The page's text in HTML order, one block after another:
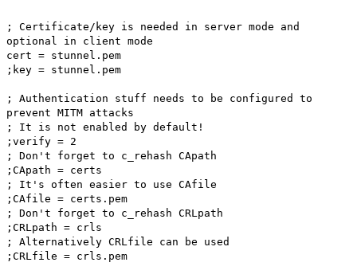
; Certificate/key is needed in server mode and
optional in client mode
cert = stunnel.pem
;key = stunnel.pem
; Authentication stuff needs to be configured to
prevent MITM attacks
; It is not enabled by default!
;verify = 2
; Don't forget to c_rehash CApath
;CApath = certs
; It's often easier to use CAfile
;CAfile = certs.pem
; Don't forget to c_rehash CRLpath
;CRLpath = crls
; Alternatively CRLfile can be used
;CRLfile = crls.pem